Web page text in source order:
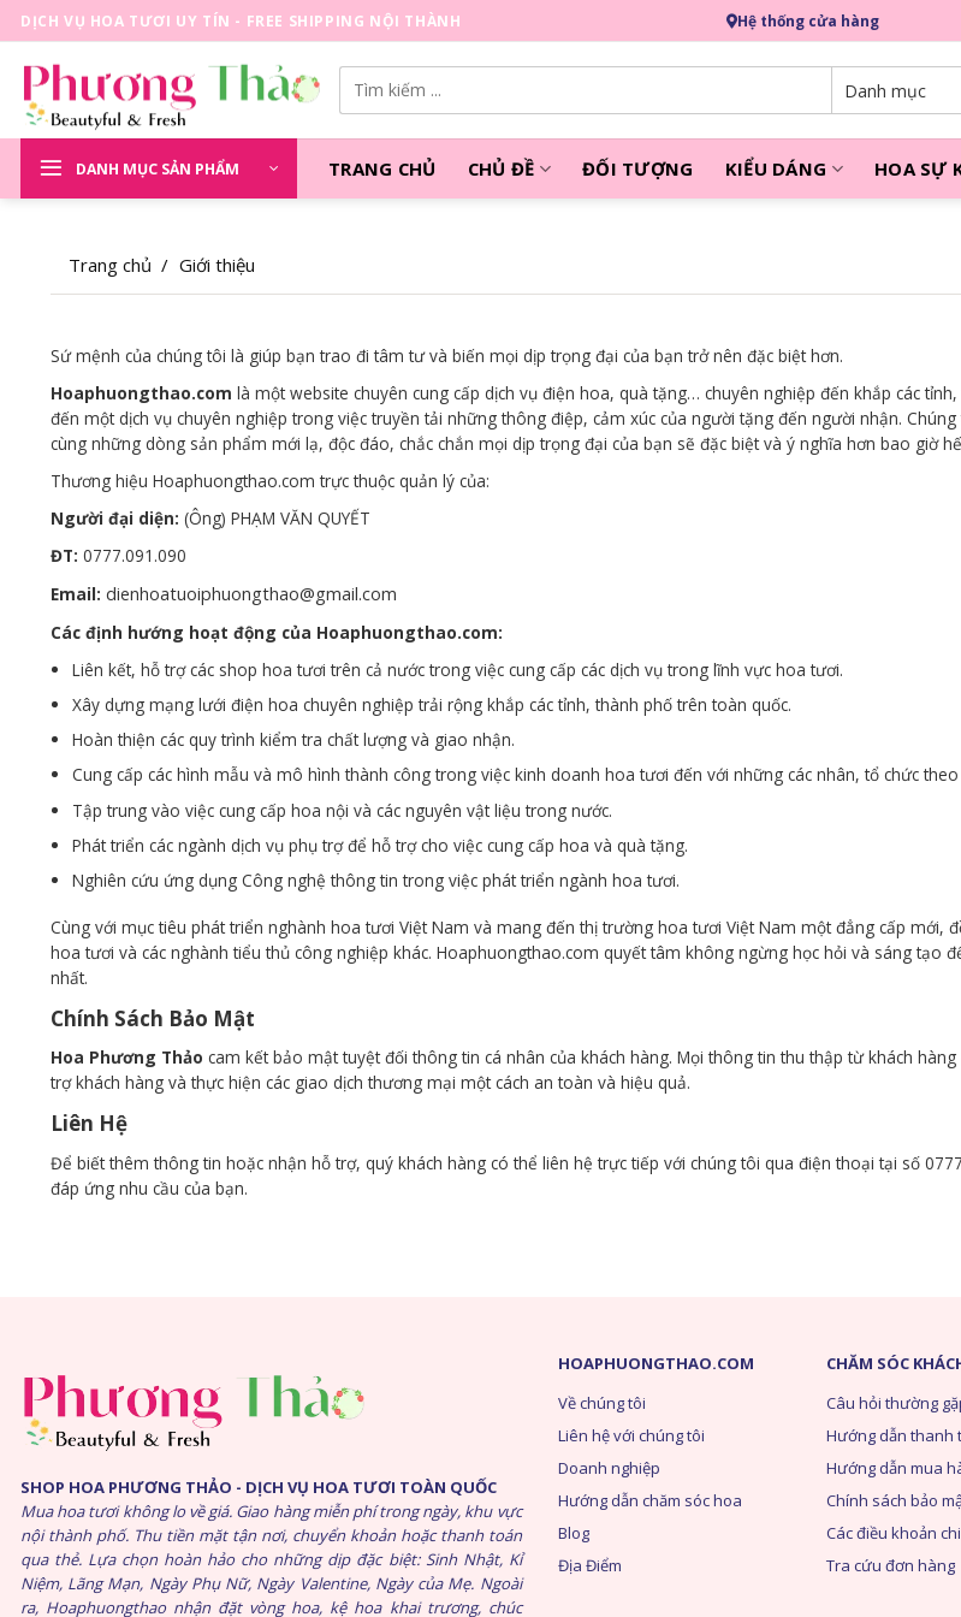
Skip
to
content
DỊCH VỤ HOA TƯƠI UY TÍN - FREE SHIPPING NỘI THÀNH Hệ thống cửa hàng
kiếm:
DANH MỤC SẢN PHẨM TRANG CHỦ CHỦ ĐỀ ĐỐI TƯỢNG KIỂU DÁNG HOA SỰ
Trang chủ / Giới thiệu
Sứ mệnh của chúng tôi là giúp bạn trao đi tâm tư và biến mọi dịp trọng đại của bạn trở nên đặc biệt hơn.
Hoaphuongthao.com là một website chuyên cung cấp dịch vụ điện hoa, quà tặng… chuyên nghiệp đến khắp các
đến một dịch vụ chuyên nghiệp trong việc truyền tải những thông điệp, cảm xúc của người tặng đến người nhận.
cùng những dòng sản phẩm mới lạ, độc đáo, chắc chắn mọi dịp trọng đại của bạn sẽ đặc biệt và ý nghĩa hơn bao giờ
Thương hiệu Hoaphuongthao.com trực thuộc quản lý của:
Người đại diện: (Ông) PHẠM VĂN QUYẾT
ĐT: 0777.091.090
Email: dienhoatuoiphuongthao@gmail.com
Các định hướng hoạt động của Hoaphuongthao.com:
Liên kết, hỗ trợ các shop hoa tươi trên cả nước trong việc cung cấp các dịch vụ trong lĩnh vực hoa tươi.
Xây dựng mạng lưới điện hoa chuyên nghiệp trải rộng khắp các tỉnh, thành phố trên toàn quốc.
Hoàn thiện các quy trình kiểm tra chất lượng và giao nhận.
Cung cấp các hình mẫu và mô hình thành công trong việc kinh doanh hoa tươi đến với những các nhân, tổ chức
Tập trung vào việc cung cấp hoa nội và các nguyên vật liệu trong nước.
Phát triển các ngành dịch vụ phụ trợ để hỗ trợ cho việc cung cấp hoa và quà tặng.
Nghiên cứu ứng dụng Công nghệ thông tin trong việc phát triển ngành hoa tươi.
Cùng với mục tiêu phát triển nghành hoa tươi Việt Nam và mang đến thị trường hoa tươi Việt Nam một đẳng cấp
hoa tươi và các nghành tiểu thủ công nghiệp khác. Hoaphuongthao.com quyết tâm không ngừng học hỏi và sáng tạo
nhất.
Chính Sách Bảo Mật
Hoa Phương Thảo cam kết bảo mật tuyệt đối thông tin cá nhân của khách hàng. Mọi thông tin thu thập từ khách
trợ khách hàng và thực hiện các giao dịch thương mại một cách an toàn và hiệu quả.
Liên Hệ
Để biết thêm thông tin hoặc nhận hỗ trợ, quý khách hàng có thể liên hệ trực tiếp với chúng tôi qua điện thoại tại số
đáp ứng nhu cầu của bạn.
SHOP HOA PHƯƠNG THẢO - DỊCH VỤ HOA TƯƠI TOÀN QUỐC
Mua hoa tươi không lo về giá. Giao hàng miễn phí trong ngày, khu vực
nội thành phố. Thu tiền mặt tận nơi, chuyển khoản hoặc thanh toán
qua thẻ. Lựa chọn hoàn hảo cho những dịp đặc biệt: Sinh Nhật, Kỉ
Niệm, Lãng Mạn, Ngày Phụ Nữ, Ngày Valentine, Ngày của Mẹ. Ngoài
ra, Hoaphuongthao nhận đặt vòng hoa, kệ hoa khai trương, chúc
HOAPHUONGTHAO.COM
Về chúng tôi
Liên hệ với chúng tôi
Doanh nghiệp
Hướng dẫn chăm sóc hoa
Blog
Địa Điểm
CHĂM SÓC
Câu hỏi thường
Hướng dẫn thanh
Hướng dẫn mua
Chính sách bảo
Các điều khoản
Tra cứu đơn hàng